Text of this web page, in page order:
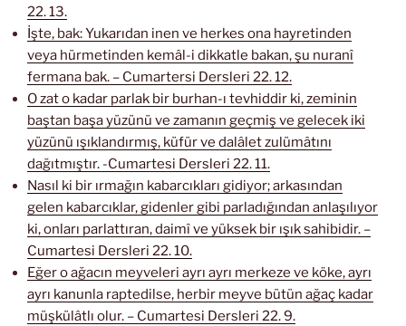
22. 13.
İşte, bak: Yukarıdan inen ve herkes ona hayretinden
veya hürmetinden kemâl-i dikkatle bakan, şu nuranî
fermana bak. – Cumartersi Dersleri 22. 12.
O zat o kadar parlak bir burhan-ı tevhiddir ki, zeminin
baştan başa yüzünü ve zamanın geçmiş ve gelecek iki
yüzünü ışıklandırmış, küfür ve dalâlet zulümâtını
dağıtmıştır. -Cumartesi Dersleri 22. 11.
Nasıl ki bir ırmağın kabarcıkları gidiyor; arkasından
gelen kabarcıklar, gidenler gibi parladığından anlaşılıyor
ki, onları parlattıran, daimî ve yüksek bir ışık sahibidir. –
Cumartesi Dersleri 22. 10.
Eğer o ağacın meyveleri ayrı ayrı merkeze ve köke, ayrı
ayrı kanunla raptedilse, herbir meyve bütün ağaç kadar
müşkülâtlı olur. – Cumartesi Dersleri 22. 9.